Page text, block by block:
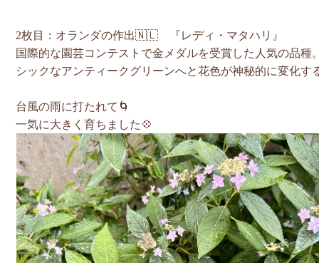
2枚目：オランダの作出🇳🇱 『レディ・マタハリ』
国際的な園芸コンテストで金メダルを受賞した人気の品
シックなアンティークグリーンへと花色が神秘的に変化
台風の雨に打たれて🌀
一気に大きく育ちました💠